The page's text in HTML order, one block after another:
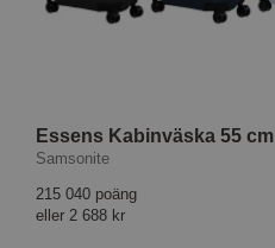
Essens Kabinväska 55 cm
Samsonite
215 040 poäng
eller 2 688 kr